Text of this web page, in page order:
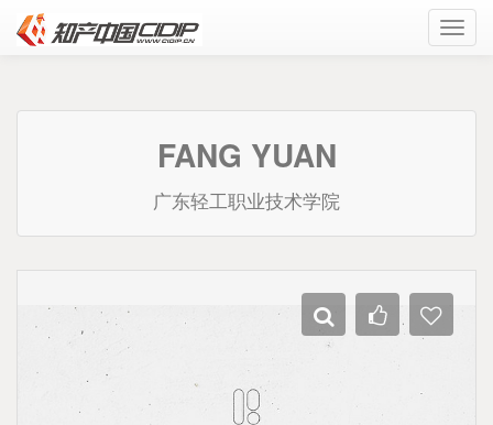
FANG YUAN
广东轻工职业技术学院